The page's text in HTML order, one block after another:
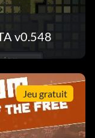
v0.548
Jeu gratuit